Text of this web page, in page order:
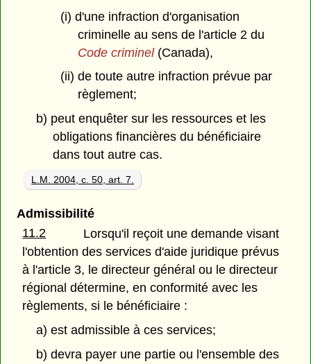
(i) d'une infraction d'organisation
criminelle au sens de l'article 2 du
Code criminel(Canada),
(ii) de toute autre infraction prévue par
règlement;
b) peut enquêter sur les ressources et les
obligations financières du bénéficiaire
dans tout autre cas.
L.M. 2004, c. 50, art. 7.
Admissibilité
11.2
Lorsqu'il reçoit une demande visant
l'obtention des services d'aide juridique prévus
à l'article 3, le directeur général ou le directeur
régional détermine, en conformité avec les
règlements, si le bénéficiaire :
a) est admissible à ces services;
b) devra payer une partie ou l'ensemble des